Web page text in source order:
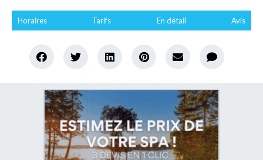
Horaires Tarifs En détail Avis